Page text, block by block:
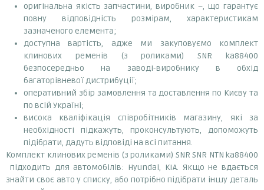
оригінальна якість запчастини, виробник –, що гарантує
повну відповідність розмірам, характеристикам
зазначеного елемента;
доступна вартість, адже ми закуповуємо комплект
клинових ременів (з роликами) SNR ka88400
безпосередньо на заводі-виробнику в обхід
багаторівневої дистрибуції;
оперативний збір замовлення та доставлення по Києву та
по всій Україні;
висока кваліфікація співробітників магазину, які за
необхідності підкажуть, проконсультують, допоможуть
підібрати, дадуть відповіді на всі питання.
Комплект клинових ременів (з роликами) SNR SNR NTN ka88400
підходить для автомобілів: Hyundai, KIA. Якщо не вдається
знайти своє авто у списку, або потрібно підібрати іншу деталь